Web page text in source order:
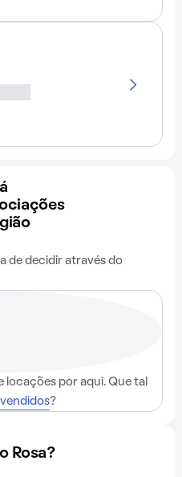
de decidir através do
locações por aqui. Que tal
?
Rosa?